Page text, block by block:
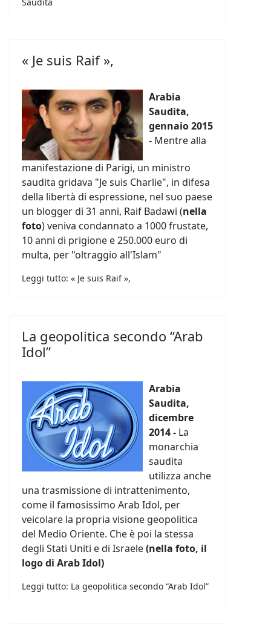
« Je suis Raif »,
Arabia
Saudita,
gennaio 2015
- Mentre alla
manifestazione di Parigi, un ministro
saudita gridava "Je suis Charlie", in difesa
della libertà di espressione, nel suo paese
un blogger di 31 anni, Raif Badawi (nella
foto) veniva condannato a 1000 frustate,
10 anni di prigione e 250.000 euro di
multa, per "oltraggio all'Islam"
Leggi tutto: « Je suis Raif »,
La geopolitica secondo “Arab
Idol”
Arabia
Saudita,
dicembre
2014 - La
monarchia
saudita
utilizza anche
una trasmissione di intrattenimento,
come il famosissimo Arab Idol, per
veicolare la propria visione geopolitica
del Medio Oriente. Che è poi la stessa
degli Stati Uniti e di Israele(nella foto, il
logo di Arab Idol)
Leggi tutto: La geopolitica secondo “Arab Idol”